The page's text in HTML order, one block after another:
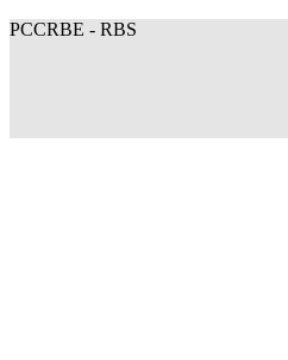
PCCRBE - RBS